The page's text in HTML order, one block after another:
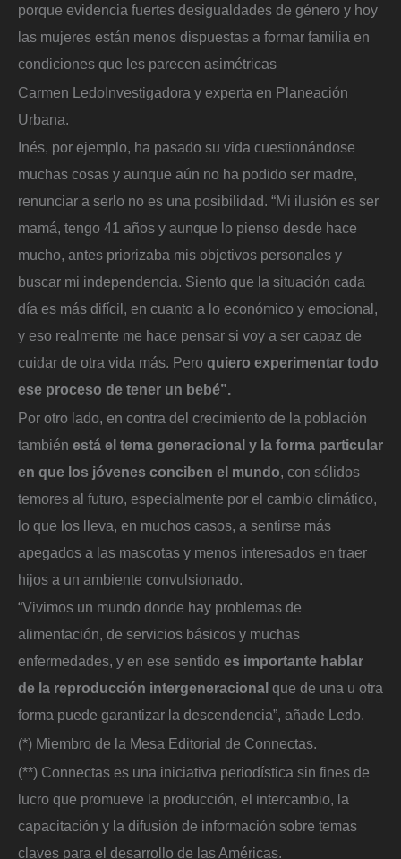
porque evidencia fuertes desigualdades de género y hoy
las mujeres están menos dispuestas a formar familia en
condiciones que les parecen asimétricas
Carmen LedoInvestigadora y experta en Planeación
Urbana.
Inés, por ejemplo, ha pasado su vida cuestionándose
muchas cosas y aunque aún no ha podido ser madre,
renunciar a serlo no es una posibilidad. “Mi ilusión es ser
mamá, tengo 41 años y aunque lo pienso desde hace
mucho, antes priorizaba mis objetivos personales y
buscar mi independencia. Siento que la situación cada
día es más difícil, en cuanto a lo económico y emocional,
y eso realmente me hace pensar si voy a ser capaz de
cuidar de otra vida más. Pero quiero experimentar todo
ese proceso de tener un bebé”.
Por otro lado, en contra del crecimiento de la población
también está el tema generacional y la forma particular
en que los jóvenes conciben el mundo, con sólidos
temores al futuro, especialmente por el cambio climático,
lo que los lleva, en muchos casos, a sentirse más
apegados a las mascotas y menos interesados en traer
hijos a un ambiente convulsionado.
“Vivimos un mundo donde hay problemas de
alimentación, de servicios básicos y muchas
enfermedades, y en ese sentido es importante hablar
de la reproducción intergeneracional que de una u otra
forma puede garantizar la descendencia”, añade Ledo.
(*) Miembro de la Mesa Editorial de Connectas.
(**) Connectas es una iniciativa periodística sin fines de
lucro que promueve la producción, el intercambio, la
capacitación y la difusión de información sobre temas
claves para el desarrollo de las Américas.